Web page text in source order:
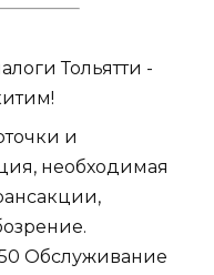
Тольятти -
и
необходимая
50 Обслуживание